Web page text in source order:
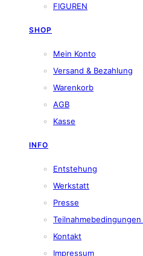
FIGUREN
SHOP
Mein Konto
Versand & Bezahlung
Warenkorb
AGB
Kasse
INFO
Entstehung
Werkstatt
Presse
Kontakt
Impressum